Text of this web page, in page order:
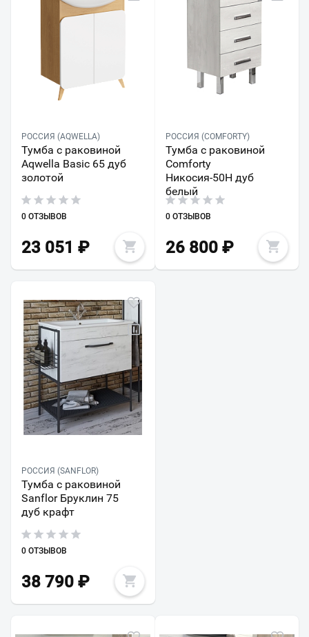
РОССИЯ (AQWELLA)
Тумба с раковиной
Aqwella Basic 65 дуб
золотой
0 ОТЗЫВОВ
23 051 ₽
РОССИЯ (COMFORTY)
Тумба с раковиной
Comforty
Никосия-50Н дуб
белый
0 ОТЗЫВОВ
26 800₽
РОССИЯ (SANFLOR)
Тумба с раковиной
Sanflor Бруклин 75
дуб крафт
0 ОТЗЫВОВ
38 790 ₽